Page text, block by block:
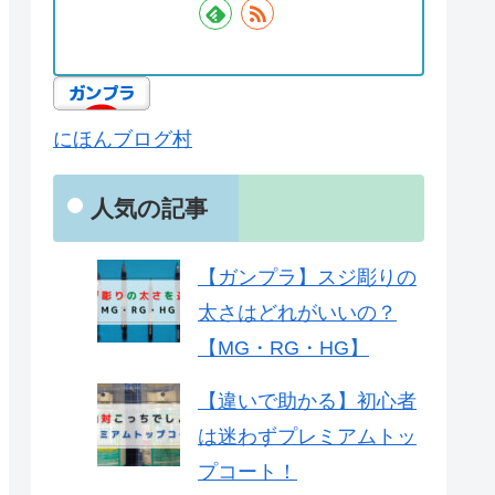
にほんブログ村
人気の記事
【ガンプラ】スジ彫りの
太さはどれがいいの？
【MG・RG・HG】
【違いで助かる】初心者
は迷わずプレミアムトッ
プコート！